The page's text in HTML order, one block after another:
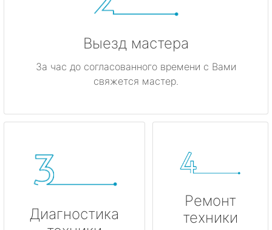
Выезд мастера
За час до согласованного времени с Вами
свяжется мастер.
Диагностика
Ремонт
техники